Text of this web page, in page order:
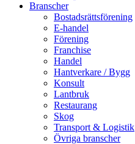
Branscher
Bostadsrättsförening
E-handel
Förening
Franchise
Handel
Hantverkare / Bygg
Konsult
Lantbruk
Restaurang
Skog
Transport & Logistik
Övriga branscher